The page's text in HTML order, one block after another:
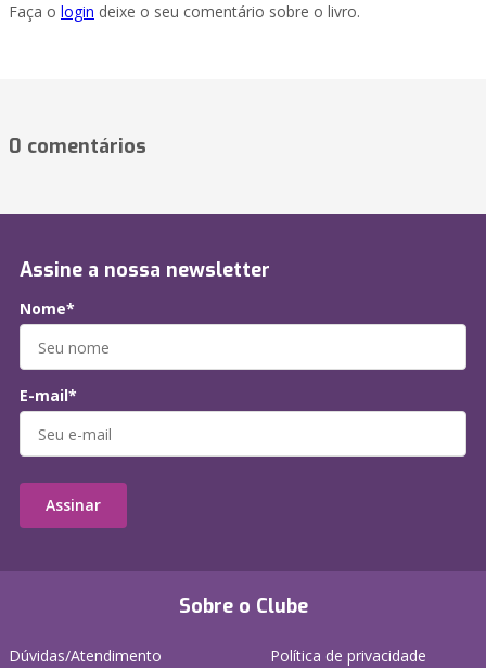
Faça o login deixe o seu comentário sobre o livro.
0 comentários
Sobre o Clube
Dúvidas/Atendimento
Política de privacidade
Assine a nossa newsletter
Nome*
E-mail*
Assinar